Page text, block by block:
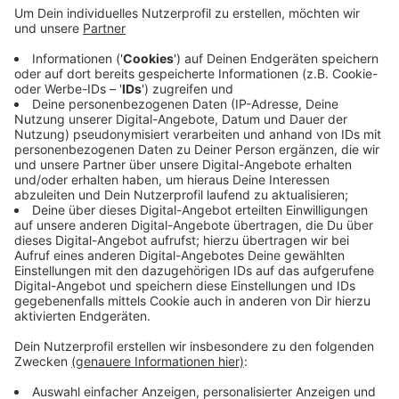
Kältehotline kümmern sich Ordnungsamt oder
Feuerwehr darum, dass den betroffenen Menschen
ein warmer Schlafplatz und andere Hilfe
angeboten wird. In den vergangenen sieben Tagen
hat ein Obdachloser die Angebote angenommen -
zehn lehnten ab. Aber Ordnungsamt und
Streetworker wollen die jetzt noch mehrfach
besuchen.
Veröffentlicht:Mittwoch, 10.01.2024 06:23
Anzeige
Anzeige